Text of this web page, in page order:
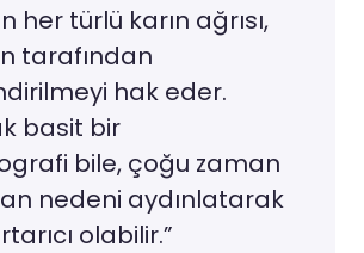
her türlü karın ağrısı,
tarafından
hak eder.
basit bir
bile, çoğu zaman
nedeni aydınlatarak
olabilir.”